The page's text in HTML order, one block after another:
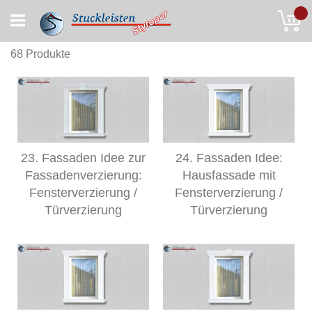
to
Content
68 Produkte
23. Fassaden Idee zur
Fassadenverzierung:
Fensterverzierung /
Türverzierung
24. Fassaden Idee:
Hausfassade mit
Fensterverzierung /
Türverzierung